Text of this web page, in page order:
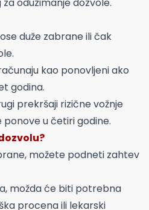
duže zabrane ili čak
kao ponovljeni ako
godina.
prekršaji rizične vožnje
ponove u četiri godine.
možete podneti zahtev
možda će biti potrebna
procena ili lekarski